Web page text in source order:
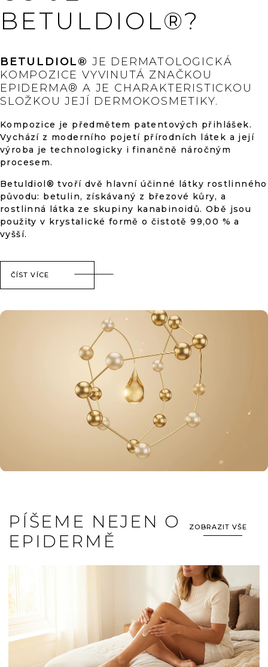
5
hvězdiček.
R
V
V
Ý
P
I
S
BETULDIOL®?
BETULDIOL® JE DERMATOLOGICKÁ
KOMPOZICE VYVINUTÁ ZNAČKOU
EPIDERMA® A JE CHARAKTERISTICKOU
SLOŽKOU JEJÍ DERMOKOSMETIKY.
Kompozice je předmětem patentových přihlášek.
Vychází z moderního pojetí přírodních látek a její
výroba je technologicky i finančně náročným
procesem.
Betuldiol® tvoří dvě hlavní účinné látky rostlinného
původu: betulin, získávaný z březové kůry, a
rostlinná látka ze skupiny kanabinoidů. Obě jsou
použity v krystalické formě o čistotě 99,00 % a
vyšší.
ČÍST VÍCE
PÍŠEME NEJEN O
EPIDERMĚ
ZOBRAZIT VŠE